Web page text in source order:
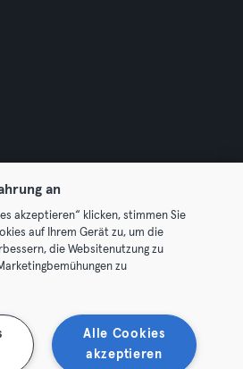
GmbH. All rights reserved.
Hier Verträge widerrufen
an
akzeptieren“ klicken, stimmen Sie
auf Ihrem Gerät zu, um die
die Websitenutzung zu
zu
Alle Cookies
akzeptieren